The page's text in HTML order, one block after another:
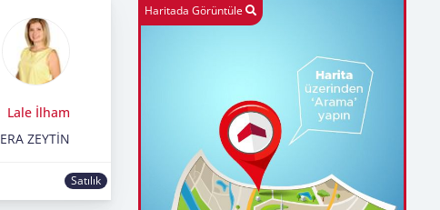
Lale İlham
ERA ZEYTİN
Satılık
Haritada Görüntüle